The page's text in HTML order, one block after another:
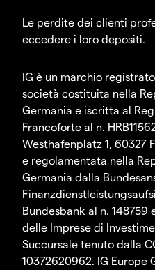
Le perdite dei clienti
eccedere i loro depositi.
IG è un marchio
società costituita nella
Germania e iscritta al
Francoforte al n.
Westhafenplatz 1, 60327
e regolamentata nella
Germania dalla
Bundesbank al n.
delle Imprese di
Succursale tenuto dalla
10372620962. IG Europe